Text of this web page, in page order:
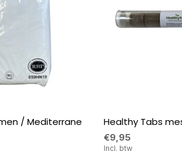
/ Mediterrane
Healthy Tabs
€9,95
Incl. btw